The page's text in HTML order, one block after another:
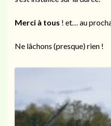
Merci à tous ! et… au
Ne lâchons (presque) rien !